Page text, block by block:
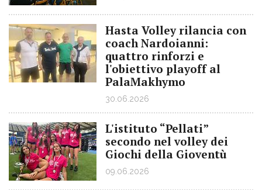
Hasta Volley rilancia con
coach Nardoianni:
quattro rinforzi e
l'obiettivo playoff al
PalaMakhymo
30.06.2026
L'istituto “Pellati”
secondo nel volley dei
Giochi della Gioventù
09.06.2026